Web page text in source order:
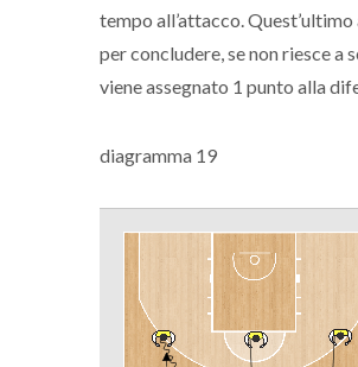
tempo all’attacco.
per concludere, se non riesce a
viene assegnato 1 punto alla
diagramma 19